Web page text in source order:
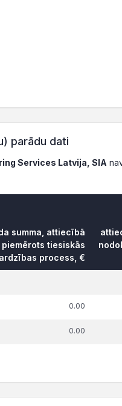
parādu dati
Services Latvija, SIA
summa, attiecībā
piemērots tiesiskās
process, €
0.00
0.00